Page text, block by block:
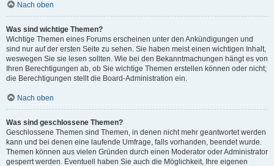
Nach oben
Was sind wichtige Themen?
Wichtige Themen eines Forums erscheinen unter den Ankündigungen und
sind nur auf der ersten Seite zu sehen. Sie haben meist einen wichtigen Inhalt,
weswegen Sie sie lesen sollten. Wie bei den Bekanntmachungen hängt es von
Ihren Berechtigungen ab, ob Sie wichtige Themen erstellen können oder nicht;
die Berechtigungen stellt die Board-Administration ein.
Nach oben
Was sind geschlossene Themen?
Geschlossene Themen sind Themen, in denen nicht mehr geantwortet werden
kann und bei denen eine laufende Umfrage, falls vorhanden, beendet wurde.
Themen können aus vielen Gründen durch einen Moderator oder Administrator
gesperrt werden. Eventuell haben Sie auch die Möglichkeit, Ihre eigenen